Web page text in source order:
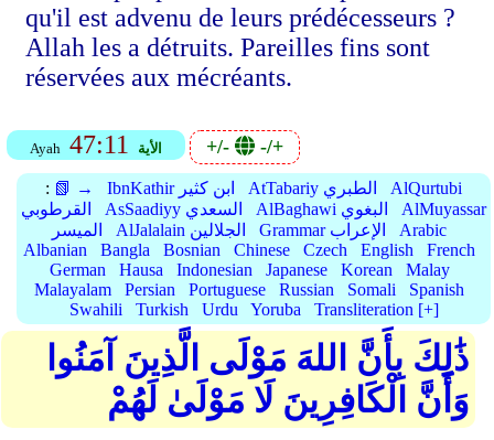
qu'il est advenu de leurs prédécesseurs ?
Allah les a détruits. Pareilles fins sont
réservées aux mécréants.
Ayah 47:11 الأية +/- -/+
: 📗 → IbnKathir ابن كثير AtTabariy الطبري
AlQurtubi
القرطوبي
AsSaadiyy السعدي AlBaghawi البغوي
AlMuyassar
الميسر
AlJalalain الجلالين Grammar الإعراب
Arabic
Albanian
Bangla Bosnian Chinese Czech English
French
German
Hausa Indonesian Japanese Korean
Malay
Malayalam
Persian Portuguese Russian Somali
Spanish
Swahili
Turkish Urdu Yoruba Transliteration [+]
ذَٰلِكَ بِأَنَّ اللهَ مَوْلَى الَّذِينَ آمَنُوا
وَأَنَّ الْكَافِرِينَ لَا مَوْلَىٰ لَهُمْ